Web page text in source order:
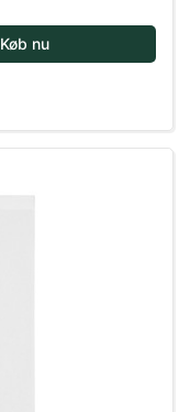
Køb nu